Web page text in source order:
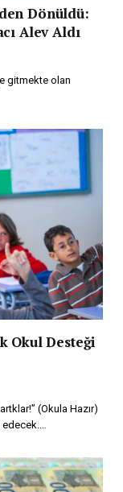
Dönüldü:
Alev Aldı
gitmekte olan
Okul Desteği
(Okula Hazır)
edecek.…